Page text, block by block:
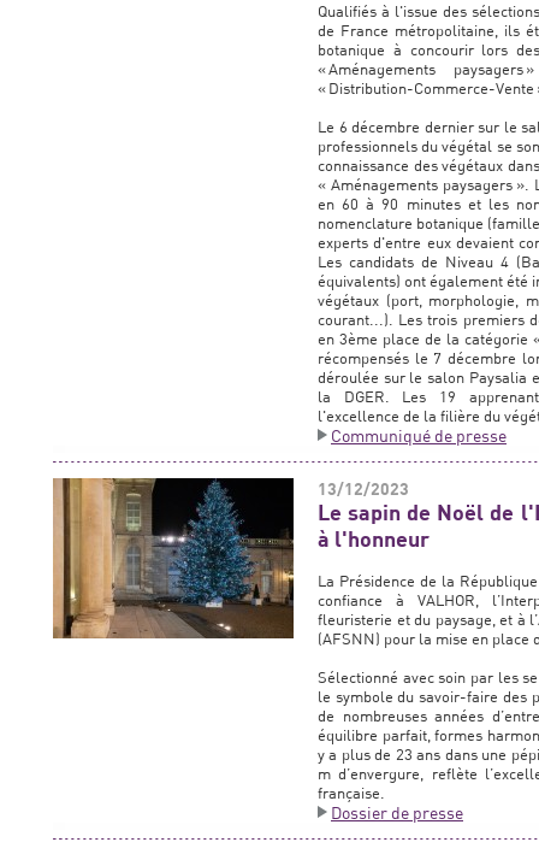
Qualifiés à l'issue des
de France métropolitaine, ils
botanique à concourir lors
« Aménagements
« Distribution-Commerce-Vente
Le 6 décembre dernier sur le
professionnels du végétal se
connaissance des végétaux
« Aménagements paysagers
en 60 à 90 minutes et les
nomenclature botanique
experts d'entre eux devaient
Les candidats de Niveau 4
équivalents) ont également été
végétaux (port, morphologie,
courant...). Les trois premiers
en 3ème place de la catégorie
récompensés le 7 décembre
déroulée sur le salon Paysalia
la DGER. Les 19
l'excellence de la filière du
Communiqué de presse
13/12/2023
Le sapin de Noël de
à l'honneur
La Présidence de la
confiance à VALHOR,
fleuristerie et du paysage, et à
(AFSNN) pour la mise en place
Sélectionné avec soin par les
le symbole du savoir-faire des
de nombreuses années
équilibre parfait, formes
y a plus de 23 ans dans une
m d’envergure, reflète
française.
Dossier de presse